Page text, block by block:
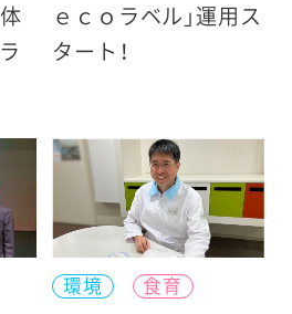
ｅｃｏラベル」運用ス
タート！
環境
食育